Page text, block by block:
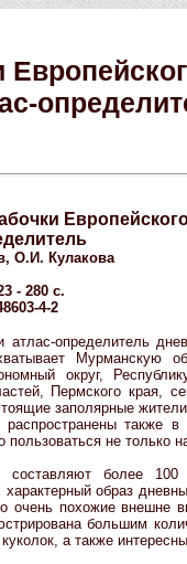
О.И. Кулакова
- 280 с.
4-2
атлас-определитель
Мурманскую
округ,
Пермского края,
заполярные
распространены также
не только
составляют более
образ
очень похожие внешне
большим
куколок, а также